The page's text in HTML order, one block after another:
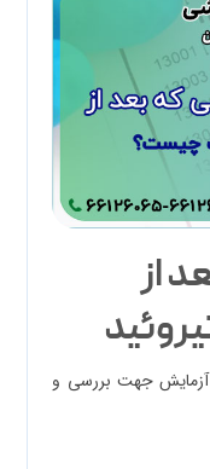
از
آزمايش جهت بررسي و